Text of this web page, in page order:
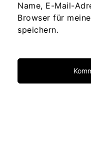
Name, E-Mail-
Browser für
speichern.